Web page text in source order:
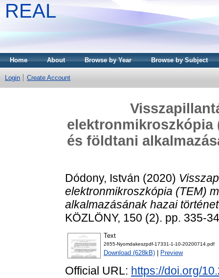
REAL
Home About Browse by Year Browse by Subject
Login Create Account
elektronmikroszkópia
és földtani
Dódony, István (2020)
elektronmikroszkópia (TEM)
alkalmazásának hazai
KÖZLÖNY, 150 (2). pp. 335-
Text
2655-Nyomdakeszpdf-17331-1-10-20200714.pdf
Download (628kB) Preview
Official URL: https://doi.org/